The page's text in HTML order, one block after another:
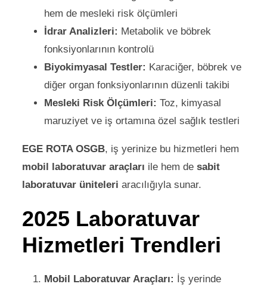
hem de mesleki risk ölçümleri
İdrar Analizleri: Metabolik ve böbrek
fonksiyonlarının kontrolü
Biyokimyasal Testler: Karaciğer, böbrek ve
diğer organ fonksiyonlarının düzenli takibi
Mesleki Risk Ölçümleri: Toz, kimyasal
maruziyet ve iş ortamına özel sağlık testleri
EGE ROTA OSGB, iş yerinize bu hizmetleri hem
mobil laboratuvar araçları ile hem de sabit
laboratuvar üniteleri aracılığıyla sunar.
2025 Laboratuvar
Hizmetleri Trendleri
Mobil Laboratuvar Araçları: İş yerinde